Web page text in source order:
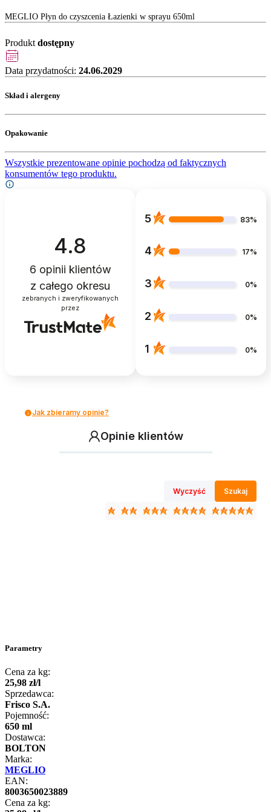
MEGLIO Płyn do czyszcenia Łazienki w sprayu 650ml
Produkt dostępny
Data przydatności: 24.06.2029
Skład i alergeny
Opakowanie
Wszystkie prezentowane opinie pochodzą od faktycznych
konsumentów tego produktu.
4.8
6 opinii klientów
z całego okresu
zebranych i zweryfikowanych
przez
5 83%
4 17%
3 0%
2 0%
1 0%
Jak zbieramy opinie?
Opinie klientów
Wyczyść Szukaj
Parametry
Cena za kg:
25,98 zł/l
Sprzedawca:
Frisco S.A.
Pojemność:
650 ml
Dostawca:
BOLTON
Marka:
MEGLIO
EAN:
8003650023889
Cena za kg: